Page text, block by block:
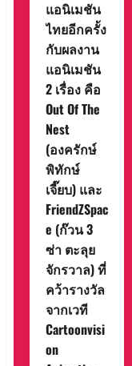
แอนิเมชัน
ไทยอีกครั้ง
กับผลงาน
แอนิเมชัน
2 เรื่อง คือ
Out Of The
Nest
(องครักษ์
พิทักษ์
เจี๊ยบ) และ
FriendZSpac
e (ก๊วน 3
ซ่า ตะลุย
จักรวาล) ที่
คว้ารางวัล
จากเวที
Cartoonvisi
on